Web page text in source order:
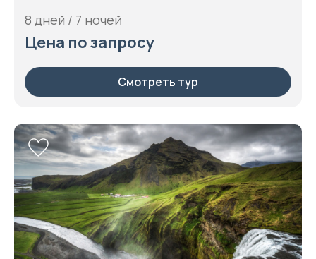
поле Дейльдартунгюквер, Ущелье Аусбирги,
Хёфн, Хусавик, Эгильсстадир
8 дней / 7 ночей
Цена по запросу
Смотреть тур